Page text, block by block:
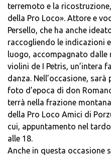
terremoto e la
della Pro Loco». Attore e
Persello, che ha anche
raccogliendo le indicazioni
luogo, accompagnato dalle
violini de I Petris, un’intera
danza. Nell’occasione,
foto d’epoca di don
terrà nella frazione
della Pro Loco Amici di
cui, appuntamento nel
alle 18.
Anche in questa occasione